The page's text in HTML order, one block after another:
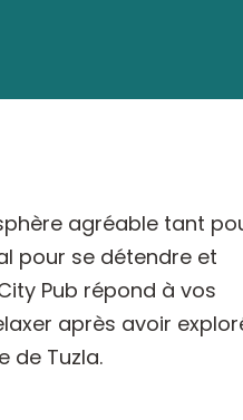
agréable tant
pour se détendre et
Pub répond à vos
après avoir
de Tuzla.